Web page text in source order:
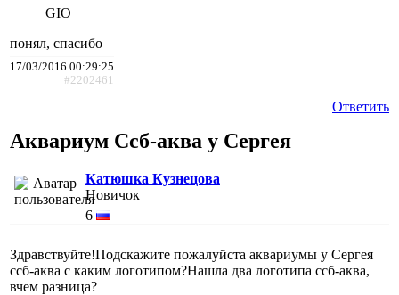
GIO
понял, спасибо
17/03/2016 00:29:25
#2202461
Ответить
Аквариум Ссб-аква у Сергея
Катюшка Кузнецова
Новичок
6
Здравствуйте!Подскажите пожалуйста аквариумы у Сергея
ссб-аква с каким логотипом?Нашла два логотипа ссб-аква,
вчем разница?